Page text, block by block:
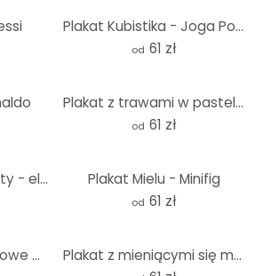
Plakat Kubistika - Joga Powitanie Słońca
od 61 zł
Plakat z trawami w pastelowych kolorach - Treechild
od 61 zł
Plakat suszone kwiaty - elegancja przemijania - Treechild Plakat Mielu - Minifig
od 61 zł
Plakat Rivers - Lazurowe Wybrzeże Plakat z mieniącymi się mniszkami lekarskimi - Treechild